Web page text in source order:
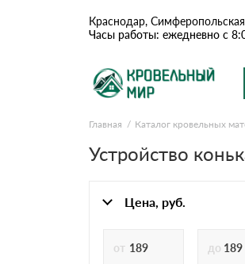
Краснодар,
Часы работы: ежедневно с
О компании
Доставка и оплата
Вопросы-ответы
Главная Каталог кровельных
Устройство
Цена, руб.